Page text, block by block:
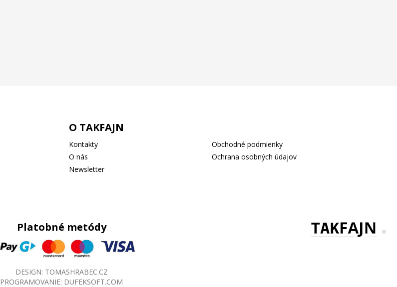
O TAKFAJN
Kontakty
Obchodné podmienky
O nás
Ochrana osobných údajov
Newsletter
Platobné metódy
DESIGN: TOMASHRABEC.CZ
PROGRAMOVANIE: DUFEKSOFT.COM